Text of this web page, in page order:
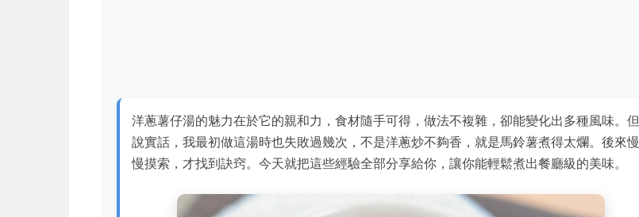
洋蔥薯仔湯的魅力在於它的親和力，食材隨手可得，做法不複雜，卻能變化出多種風味。但
說實話，我最初做這湯時也失敗過幾次，不是洋蔥炒不夠香，就是馬鈴薯煮得太爛。後來慢
慢摸索，才找到訣窍。今天就把這些經驗全部分享給你，讓你能輕鬆煮出餐廳級的美味。